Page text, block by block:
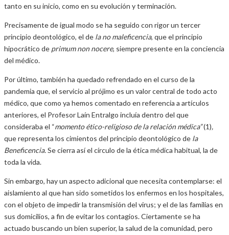
tanto en su inicio, como en su evolución y terminación.
Precisamente de igual modo se ha seguido con rigor un tercer
principio deontológico, el de la no maleficencia, que el principio
hipocrático de primum non nocere, siempre presente en la conciencia
del médico.
Por último, también ha quedado refrendado en el curso de la
pandemia que, el servicio al prójimo es un valor central de todo acto
médico, que como ya hemos comentado en referencia a artículos
anteriores, el Profesor Laín Entralgo incluía dentro del que
consideraba el “momento ético-religioso de la relación médica”(1),
que representa los cimientos del principio deontológico de la
Beneficencia.Se cierra así el círculo de la ética médica habitual, la de
toda la vida.
Sin embargo, hay un aspecto adicional que necesita contemplarse: el
aislamiento al que han sido sometidos los enfermos en los hospitales,
con el objeto de impedir la transmisión del virus; y el de las familias en
sus domicilios, a fin de evitar los contagios. Ciertamente se ha
actuado buscando un bien superior, la salud de la comunidad, pero